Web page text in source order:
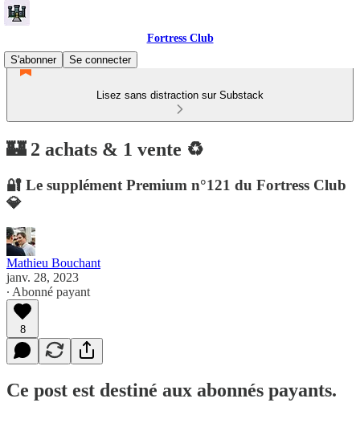
Fortress Club
S'abonner
Se connecter
Lisez sans distraction sur Substack
🏰 2 achats & 1 vente ♻️
🔐 Le supplément Premium n°121 du Fortress Club
💎
Mathieu Bouchant
janv. 28, 2023
∙ Abonné payant
8
Ce post est destiné aux abonnés payants.